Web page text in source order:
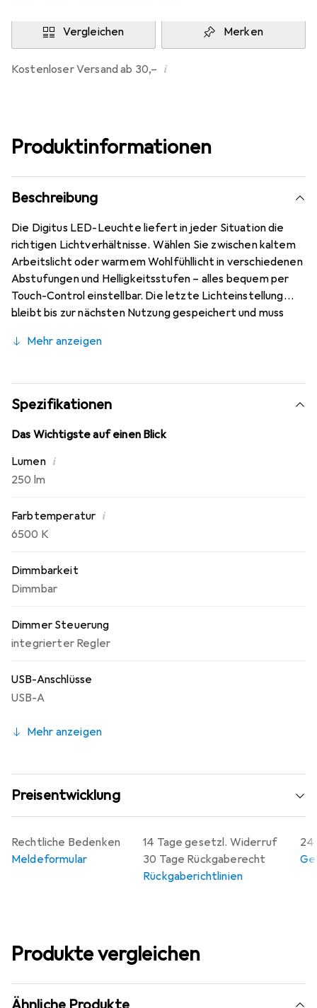
Vergleichen Merken
Kostenloser Versand ab 30,– i
Produktinformationen
Beschreibung
Die Digitus LED-Leuchte liefert in jeder Situation die
richtigen Lichtverhältnisse. Wählen Sie zwischen kaltem
Arbeitslicht oder warmem Wohlfühllicht in verschiedenen
Abstufungen und Helligkeitsstufen – alles bequem per
Touch-Control einstellbar. Die letzte Lichteinstellung
bleibt bis zur nächsten Nutzung gespeichert und muss
eine einfache Klemmbefestigung am Display, die
Anschlusskabel. Der minimalistische Leuchtenkörper
setzt Akzente.
Mehr anzeigen
Spezifikationen
Das Wichtigste auf einen Blick
Lumen i
250 lm
Farbtemperatur i
6500 K
Dimmbarkeit
Dimmbar
Dimmer Steuerung
integrierter Regler
USB-Anschlüsse
USB-A
Mehr anzeigen
Preisentwicklung
14 Tage gesetzl. Widerruf
30 Tage Rückgaberecht
Rückgaberichtlinien
24
Rechtliche Bedenken
Meldeformular
Produkte vergleichen